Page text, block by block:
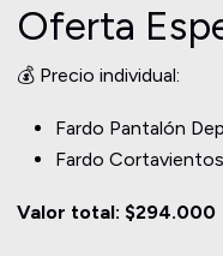
Oferta
💰 Precio individual:
Fardo Pantalón
Fardo
Valor total: $294.000